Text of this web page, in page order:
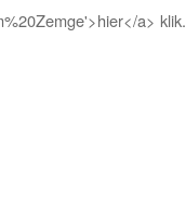
a> klik.